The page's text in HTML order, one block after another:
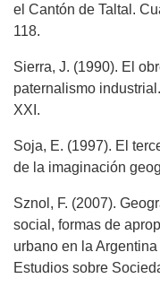
el Cantón de Taltal.
118.
Sierra, J. (1990). El
paternalismo
XXI.
Soja, E. (1997). El
de la imaginación
Sznol, F. (2007).
social, formas de
urbano en la
Estudios sobre